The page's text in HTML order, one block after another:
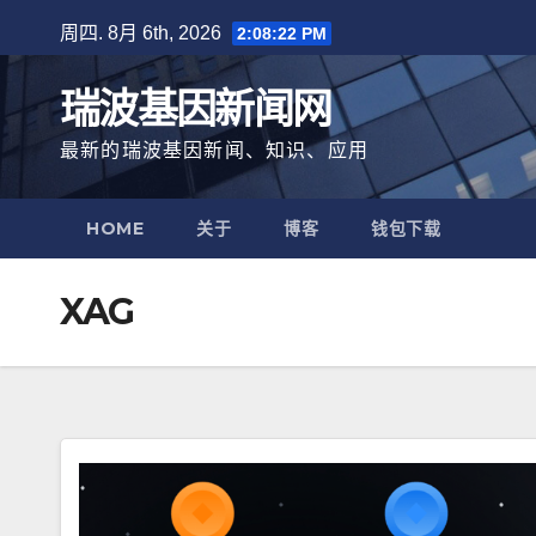
至
周四. 8月 6th, 2026 2:08:23 PM
瑞波基因新闻网
最新的瑞波基因新闻、知识、应用
HOME 关于 博客 钱包下载
XAG